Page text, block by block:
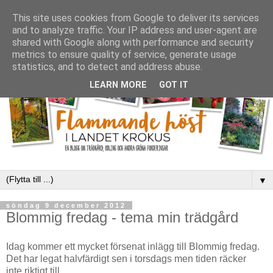
▼
söndag 9 december 2012
Blommig fredag - tema min trädgård
Idag kommer ett mycket försenat inlägg till Blommig fredag.
Det har legat halvfärdigt sen i torsdags men tiden räcker
inte riktigt till.
This site uses cookies from Google to deliver its services
and to analyze traffic. Your IP address and user-agent are
shared with Google along with performance and security
metrics to ensure quality of service, generate usage
statistics, and to detect and address abuse.
LEARN MORE GOT IT